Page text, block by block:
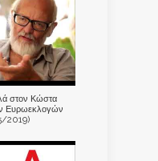
στον Κώστα
Ευρωεκλογών
2019)